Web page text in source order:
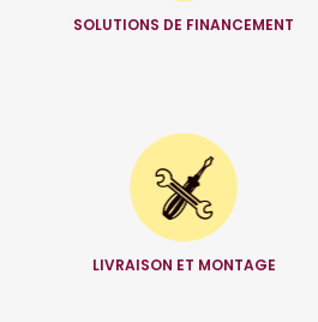
SOLUTIONS DE FINANCEMENT
LIVRAISON ET MONTAGE